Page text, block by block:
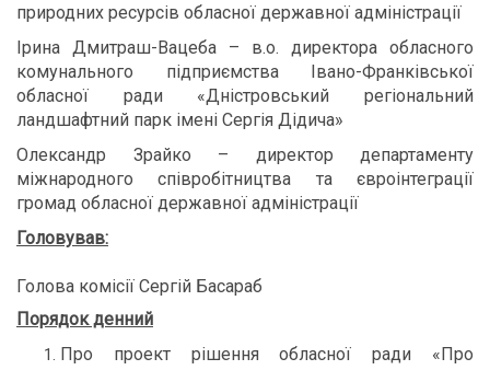
природних ресурсів обласної державної адміністрації
Ірина Дмитраш-Вацеба – в.о. директора обласного
комунального підприємства Івано-Франківської
обласної ради «Дністровський регіональний
ландшафтний парк імені Сергія Дідича»
Олександр Зрайко – директор департаменту
міжнародногоспівробітництва та євроінтеграції
громад обласної державної адміністрації
Головував:
Голова комісії Сергій Басараб
Порядок денний
Про проект рішення обласної ради «Про